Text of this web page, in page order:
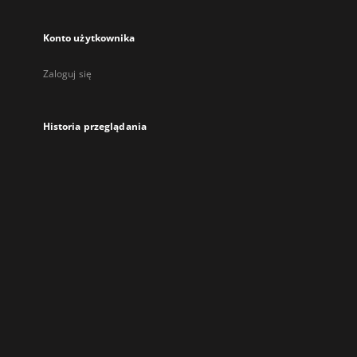
Konto użytkownika
Zaloguj się
Historia przeglądania